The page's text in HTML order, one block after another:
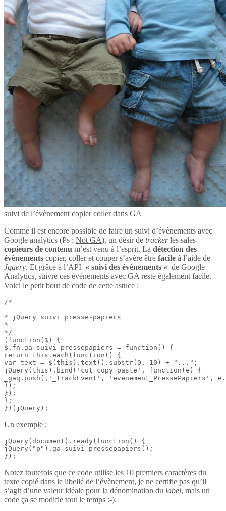
suivi de l’évènement copier coller dans GA
Comme il est encore possible de faire un suivi d’évènements avec
Google analytics (Ps : Not GA), un désir de trackerles sales
copieurs de contenu m’est venu à l’esprit. La détection des
évènements copier, coller et couper s’avère être facile à l’aide de
Jquery. Et grâce à l’API « suivi des évènements « de Google
Analytics, suivre ces évènements avec GA reste également facile.
Voici le petit bout de code de cette astuce :
/*
* jQuery suivi presse-papiers
*
*/
(function($) {
$.fn.ga_suivi_pressepapiers = function() {
return this.each(function() {
var text = $(this).text().substr(0, 10) + "...";
jQuery(this).bind('cut copy paste', function(e) {
_gaq.push(['_trackEvent', 'evenement_PressePapiers',
});
});
};
})(jQuery);
Un exemple :
jQuery(document).ready(function() {
jQuery("p").ga_suivi_pressepapiers();
});
Notez toutefois que ce code utilise les 10 premiers caractères du
texte copié dans le libellé de l’évènement, je ne certifie pas qu’il
s’agit d’une valeur idéale pour la dénomination du label, mais un
code ça se modifie tout le temps :-).